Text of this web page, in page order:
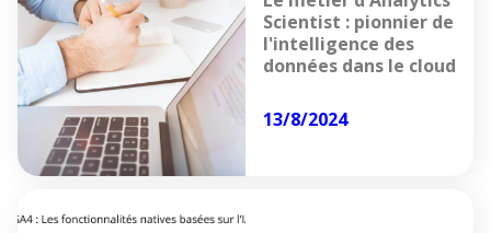
Scientist : pionnier de
l'intelligence des
données dans le cloud
13/8/2024